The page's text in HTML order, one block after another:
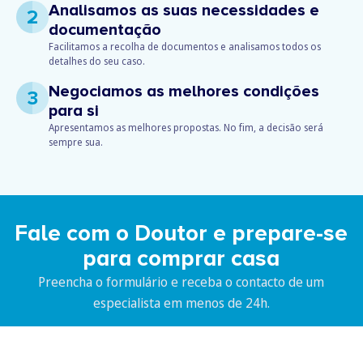
2 Analisamos as suas necessidades e
documentação
Facilitamos a recolha de documentos e analisamos todos os
detalhes do seu caso.
3
Negociamos as melhores condições
para si
Apresentamos as melhores propostas. No fim, a decisão será
sempre sua.
Fale com o Doutor e prepare-se
para comprar casa
Preencha o formulário e receba o contacto de um
especialista em menos de 24h.